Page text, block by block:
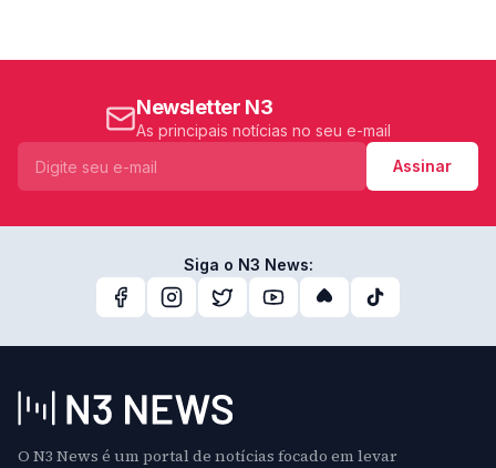
Newsletter N3
As principais notícias no seu e-mail
Assinar
Siga o N3 News:
O N3 News é um portal de notícias focado em levar